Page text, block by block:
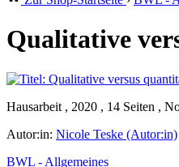
Qualitative
Hausarbeit , 2020 , 14 Seiten ,
Autor:in: Nicole Teske (Autor:in)
BWL - Allgemeines